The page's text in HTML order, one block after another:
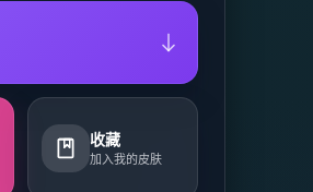
收藏
加入我的皮肤